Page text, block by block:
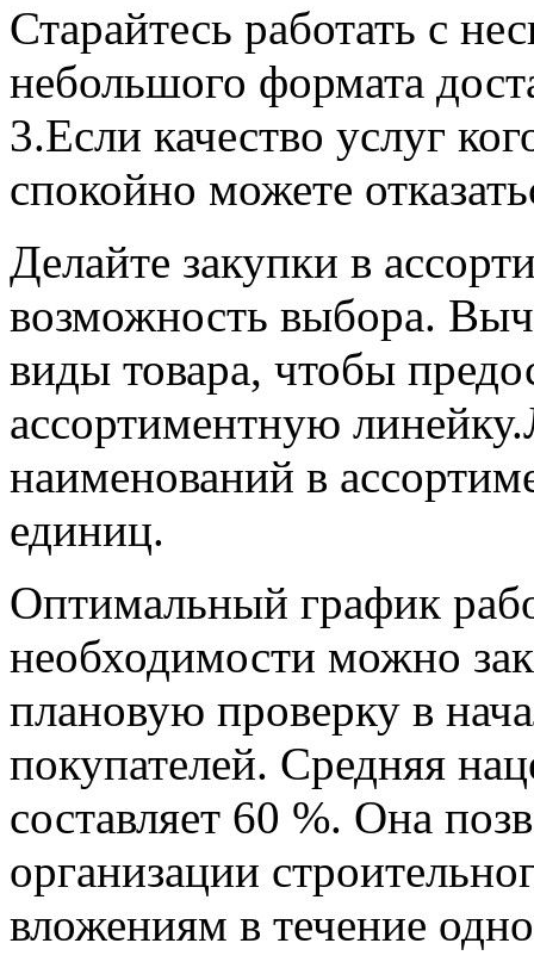
Старайтесь работать с
небольшого формата
3.Если качество услуг
спокойно можете
Делайте закупки в
возможность выбора.
виды товара, чтобы
ассортиментную
наименований в
единиц.
Оптимальный график
необходимости можно
плановую проверку в
покупателей. Средняя
составляет 60 %. Она
организации
вложениям в течение